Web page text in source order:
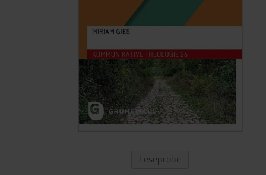
ZUM
ANFANG
Leseprobe